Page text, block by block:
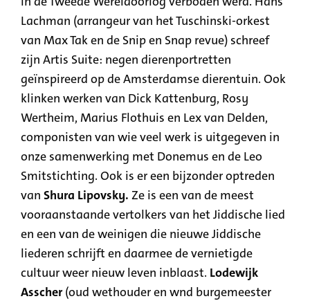
Lachman (arrangeur van het Tuschinski-orkest
van Max Tak en de Snip en Snap revue) schreef
zijn Artis Suite: negen dierenportretten
geïnspireerd op de Amsterdamse dierentuin. Ook
klinken werken van Dick Kattenburg, Rosy
Wertheim, Marius Flothuis en Lex van Delden,
componisten van wie veel werk is uitgegeven in
onze samenwerking met Donemus en de Leo
Smitstichting. Ook is er een bijzonder optreden
van Shura Lipovsky. Ze is een van de meest
vooraanstaande vertolkers van het Jiddische lied
en een van de weinigen die nieuwe Jiddische
liederen schrijft en daarmee de vernietigde
cultuur weer nieuw leven inblaast. Lodewijk
Asscher(oud wethouder en wnd burgemeester